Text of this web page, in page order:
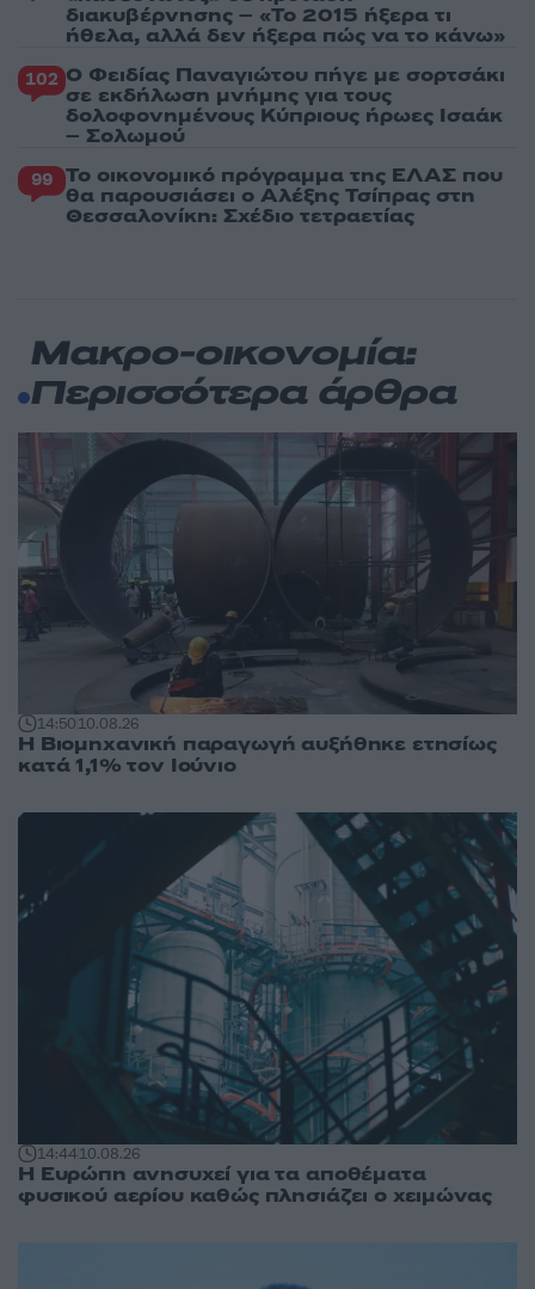
διακυβέρνησης – «Το 2015 ήξερα τι
ήθελα, αλλά δεν ήξερα πώς να το κάνω»
102 Ο Φειδίας Παναγιώτου πήγε με σορτσάκι
σε εκδήλωση μνήμης για τους
δολοφονημένους Κύπριους ήρωες Ισαάκ
– Σολωμού
99 Το οικονομικό πρόγραμμα της ΕΛΑΣ που
θα παρουσιάσει ο Αλέξης Τσίπρας στη
Θεσσαλονίκη: Σχέδιο τετραετίας
Μακρο-οικονομία:
Περισσότερα άρθρα
14:5010.08.26
Η Βιομηχανική παραγωγή αυξήθηκε ετησίως
κατά 1,1% τον Ιούνιο
14:4410.08.26
Η Ευρώπη ανησυχεί για τα αποθέματα
φυσικού αερίου καθώς πλησιάζει ο χειμώνας